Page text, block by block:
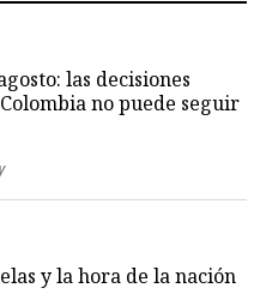
las decisiones
no puede seguir
y la hora de la nación